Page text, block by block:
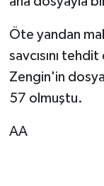
Öte yandan
savcısını
Zengin'in
57 olmuştu.
AA